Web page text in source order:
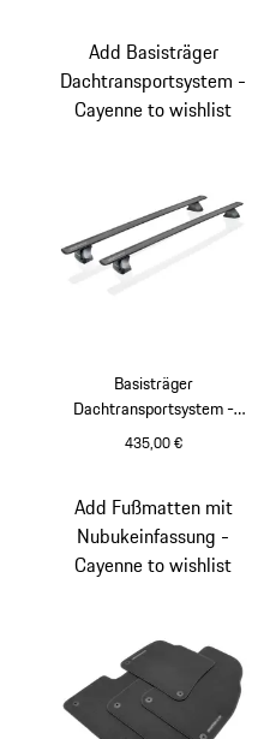
Basisträger
Dachtransportsystem -
Cayenne
435,00 €
Add Basisträger
Dachtransportsystem -
Cayenne to wishlist
Add Fußmatten mit
Nubukeinfassung -
Cayenne to wishlist